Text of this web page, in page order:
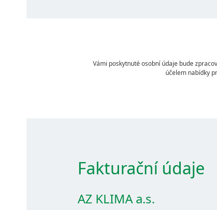
Vámi poskytnuté osobní údaje bude
účelem nabídky
Fakturační údaje
AZ KLIMA a.s.